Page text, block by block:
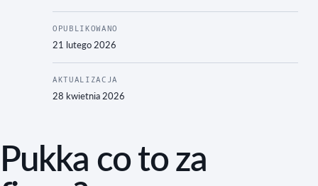
OPUBLIKOWANO
21 lutego 2026
AKTUALIZACJA
28 kwietnia 2026
Pukka co to za